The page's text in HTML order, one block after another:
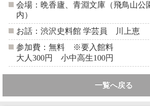
会場：晩香廬、青淵文庫（飛鳥山公
内）
お話： 渋沢史料館 学芸員 川上恵
参加費：無料 ※要入館料
大人300円 小中高生100円
一覧へ戻る